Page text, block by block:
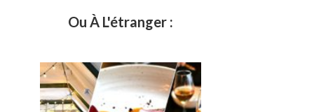
Ou À L'étranger :